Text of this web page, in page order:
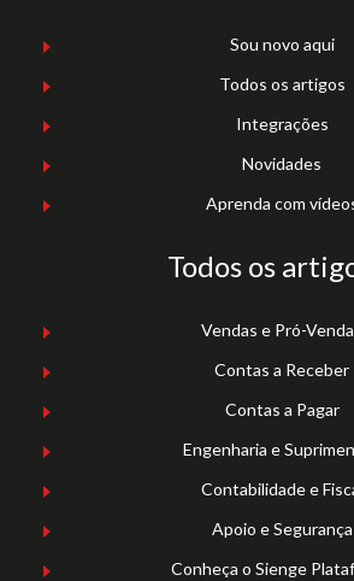
Sou novo aqui
Todos os artigos
Integrações
Novidades
Aprenda com
Todos os
Vendas e Pró-
Contas a Receber
Contas a Pagar
Engenharia e
Contabilidade e
Apoio e Segurança
Conheça o Sienge